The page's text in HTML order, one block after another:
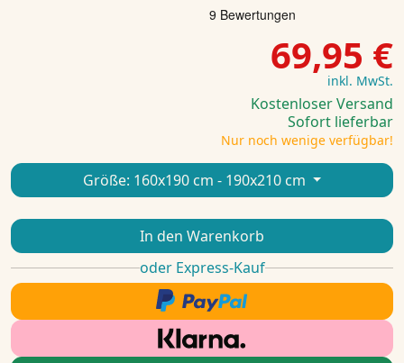
69,95 €
inkl. MwSt.
Kostenloser Versand
Sofort lieferbar
Nur noch wenige verfügbar!
Größe: 160x190 cm - 190x210 cm
In den Warenkorb
oder Express-Kauf